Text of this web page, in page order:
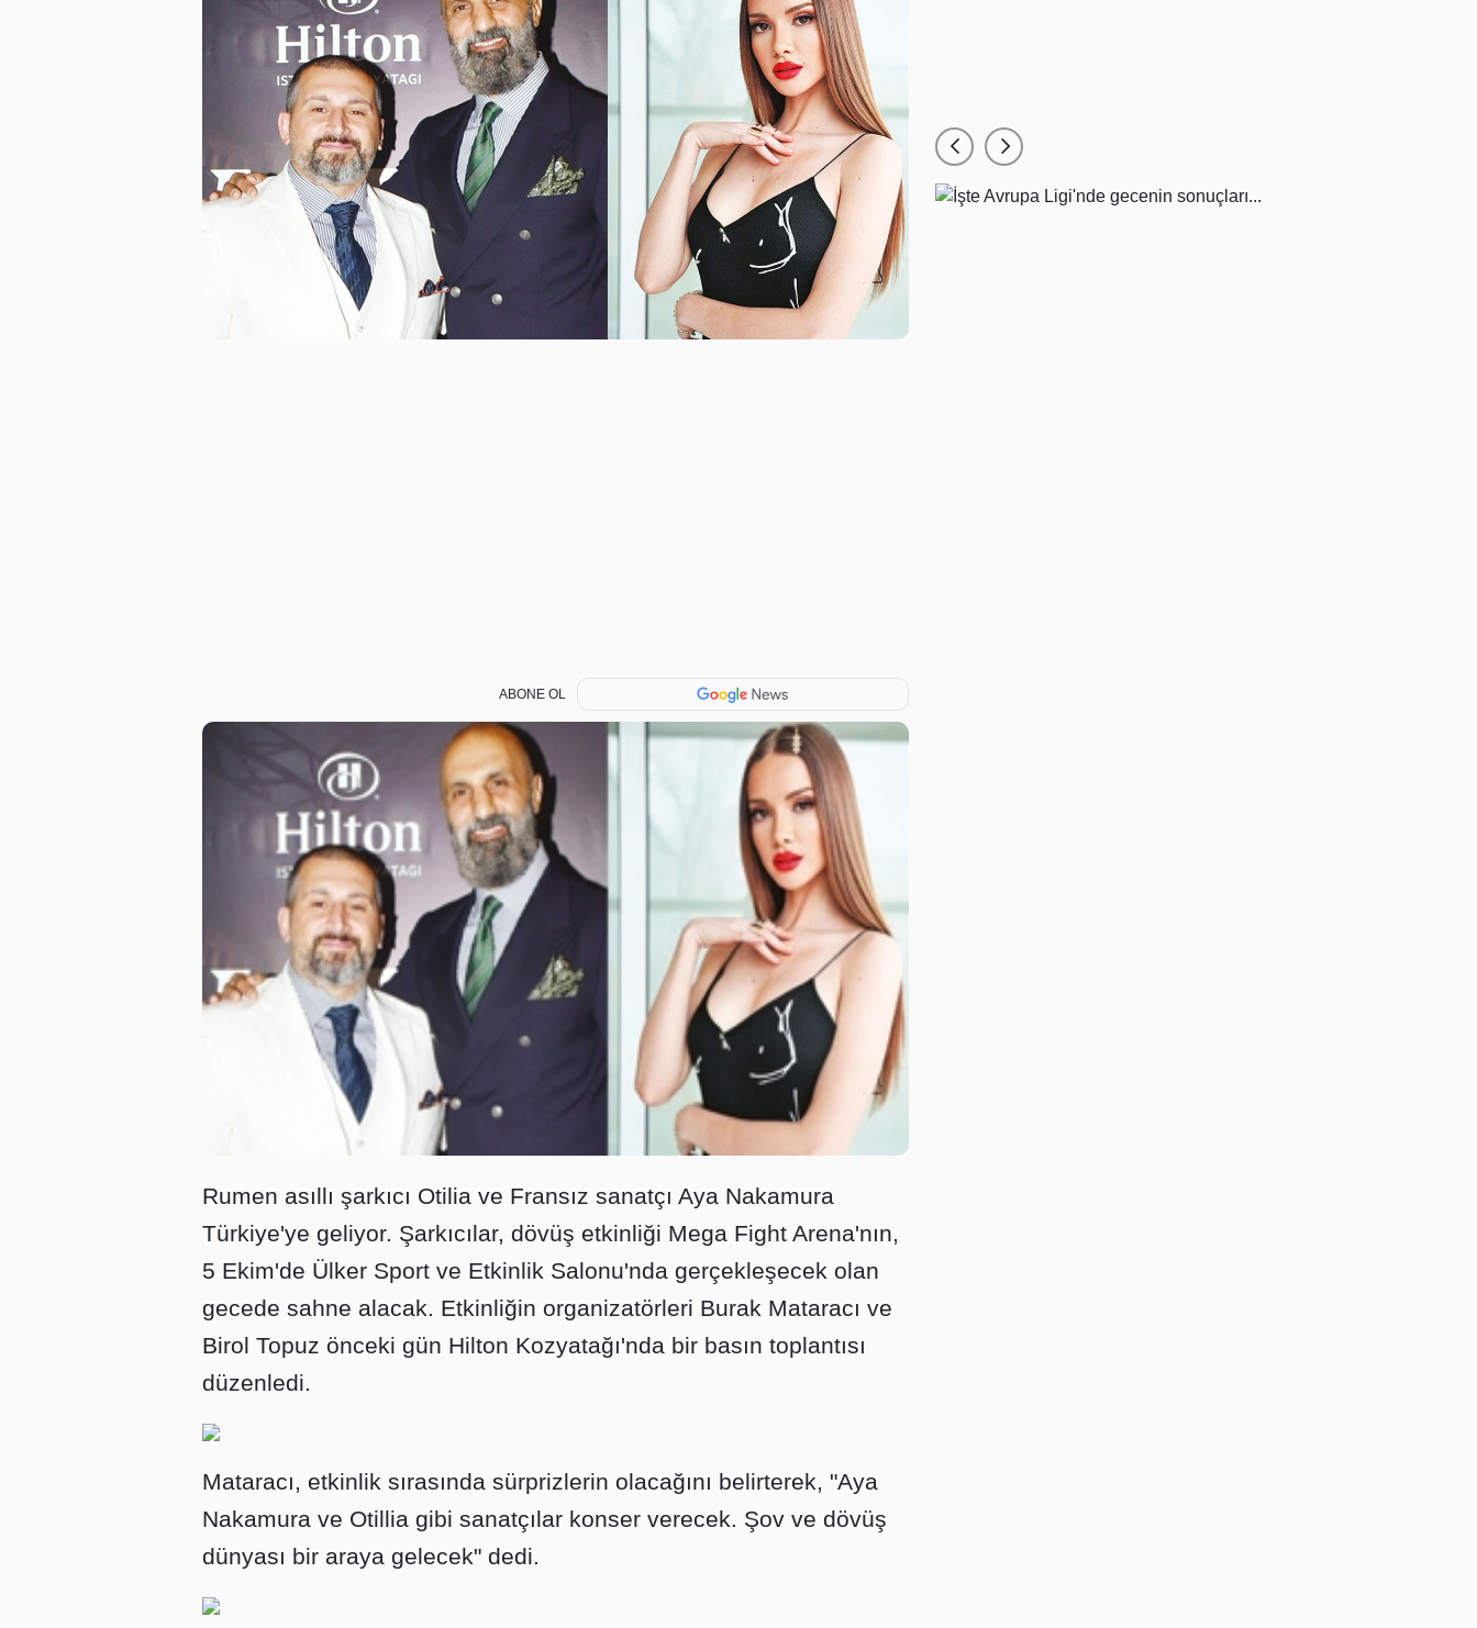
ABONE OL
Rumen asıllı şarkıcı Otilia ve Fransız sanatçı Aya Nakamura
Türkiye'ye geliyor. Şarkıcılar, dövüş etkinliği Mega Fight Arena'nın,
5 Ekim'de Ülker Sport ve Etkinlik Salonu'nda gerçekleşecek olan
gecede sahne alacak. Etkinliğin organizatörleri Burak Mataracı ve
Birol Topuz önceki gün Hilton Kozyatağı'nda bir basın toplantısı
düzenledi.
Mataracı, etkinlik sırasında sürprizlerin olacağını belirterek, "Aya
Nakamura ve Otillia gibi sanatçılar konser verecek. Şov ve dövüş
dünyası bir araya gelecek" dedi.